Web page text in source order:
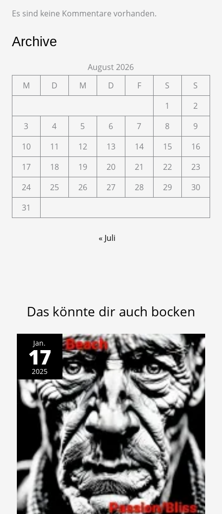
Es sind keine Kommentare vorhanden.
Archive
August 2026
M
D M D F S
S
1
2
3
4 5 6 7 8
9
10
11 12 13 14 15
16
17
18 19 20 21 22
23
24
25 26 27 28 29
30
31
« Juli
Das könnte dir auch bocken
Jan.
17
2025